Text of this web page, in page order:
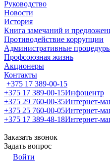
Руководство
Новости
История
Книга замечаний и
Противодействие коррупции
Административные
Профсоюзная жизнь
Акционеры
Контакты
+375 17 389-00-15
+375 17 389-00-15Инфоцентр
+375 29 760-00-35Интернет-
+375 25 760-00-05Интернет-
+375 17 389-48-18Интернет-
Заказать звонок
Задать вопрос
Войти